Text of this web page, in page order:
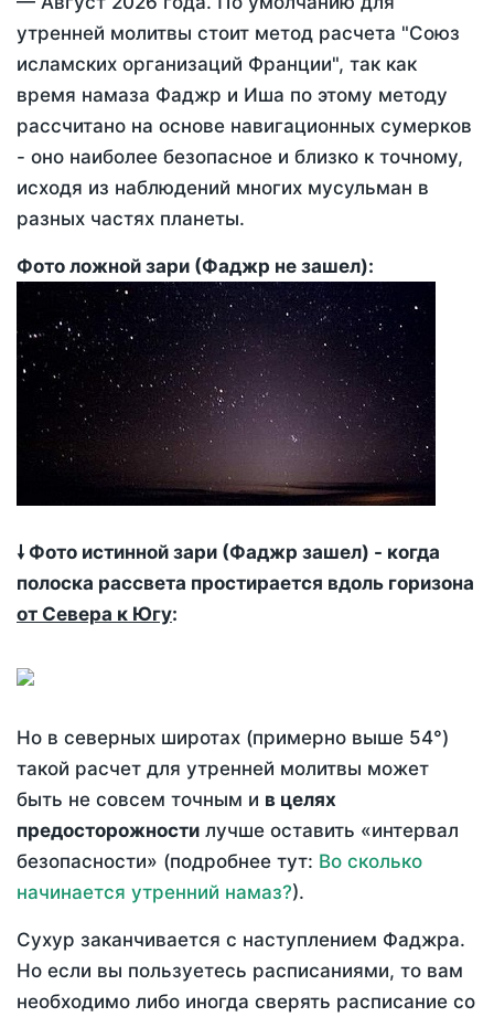
утренней молитвы стоит метод расчета "Союз
исламских организаций Франции", так как
время намаза Фаджр и Иша по этому методу
рассчитано на основе навигационных сумерков
- оно наиболее безопасное и близко к точному,
исходя из наблюдений многих мусульман в
разных частях планеты.
Фото ложной зари (Фаджр не зашел):
🠗 Фото истинной зари (Фаджр зашел) - когда
полоска рассвета простирается вдоль горизона
от Севера к Югу:
Но в северных широтах (примерно выше 54°)
такой расчет для утренней молитвы может
быть не совсем точным и в целях
предосторожности лучше оставить «интервал
безопасности» (подробнее тут: Во сколько
начинается утренний намаз?).
Сухур заканчивается с наступлением Фаджра.
Но если вы пользуетесь расписаниями, то вам
необходимо либо иногда сверять расписание со